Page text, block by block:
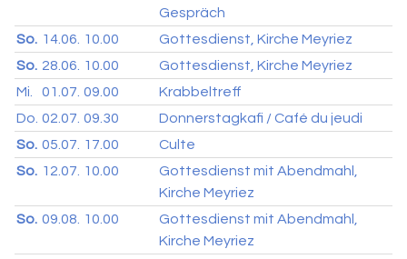
Gespräch
So. 14.06. 10.00
Gottesdienst, Kirche Meyriez
So. 28.06. 10.00
Gottesdienst, Kirche Meyriez
Mi.
01.07. 09.00
Krabbeltreff
Do. 02.07. 09.30
Donnerstagkafi / Café du jeudi
So. 05.07. 17.00
Culte
So. 12.07. 10.00
Gottesdienst mit Abendmahl,
Kirche Meyriez
So. 09.08. 10.00
Gottesdienst mit Abendmahl,
Kirche Meyriez